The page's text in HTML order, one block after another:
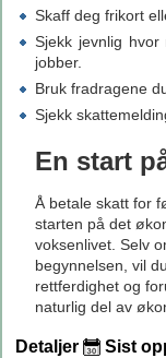
Skaff deg frikort
Sjekk jevnlig
jobber.
Bruk fradragene
Sjekk
En start
Å betale skatt for
starten på det
voksenlivet. Selv
begynnelsen, vil
rettferdighet og
naturlig del av
Detaljer Sist